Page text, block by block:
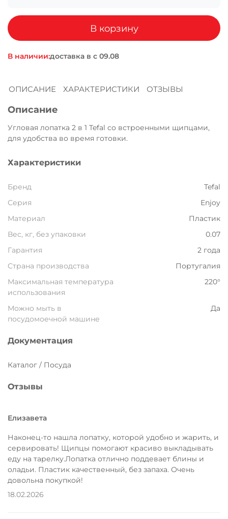
В корзину
В наличии:доставка в
ОПИСАНИЕ ХАРАКТЕРИСТИКИ ОТЗЫВЫ
Описание
Угловая лопатка 2 в 1 Tefal со встроенными щипцами,
для удобства во время готовки.
Характеристики
Бренд
Tefal
Серия
Enjoy
Материал
Пластик
Вес, кг, без упаковки
0.07
Гарантия
2 года
Страна производства
Португалия
Максимальная температура
использования
220°
Можно мыть в
посудомоечной машине
Да
Документация
Каталог / Посуда
Отзывы
Елизавета
Наконец-то нашла лопатку, которой удобно и жарить, и
сервировать! Щипцы помогают красиво выкладывать
еду на тарелку.Лопатка отлично поддевает блины и
оладьи. Пластик качественный, без запаха. Очень
довольна покупкой!
18.02.2026
по25%каждые 2 недели
Подробнее
25
8 800 302-02-51
plait.ru